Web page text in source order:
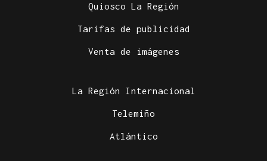
Quiosco La Región
Tarifas de publicidad
Venta de imágenes
La Región Internacional
Telemiño
Atlántico